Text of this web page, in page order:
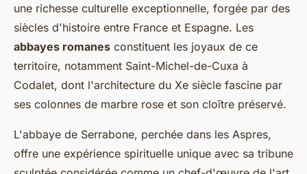
une richesse culturelle exceptionnelle, forgée par des
siècles d'histoire entre France et Espagne. Les
abbayes romanes constituent les joyaux de ce
territoire, notamment Saint-Michel-de-Cuxa à
Codalet, dont l'architecture du Xe siècle fascine par
ses colonnes de marbre rose et son cloître préservé.
L'abbaye de Serrabone, perchée dans les Aspres,
offre une expérience spirituelle unique avec sa tribune